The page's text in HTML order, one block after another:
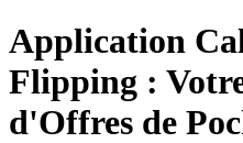
Application
Flipping :
d'Offres de